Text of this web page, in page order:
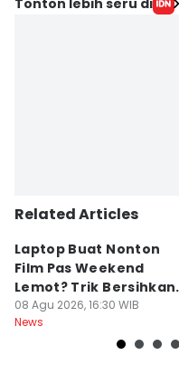
Related Articles
Laptop Buat Nonton
Film Pas Weekend
Lemot? Trik Bersihkan
Junk File Tanpa Install
Ulang
08 Agu 2026, 16:30 WIB
News